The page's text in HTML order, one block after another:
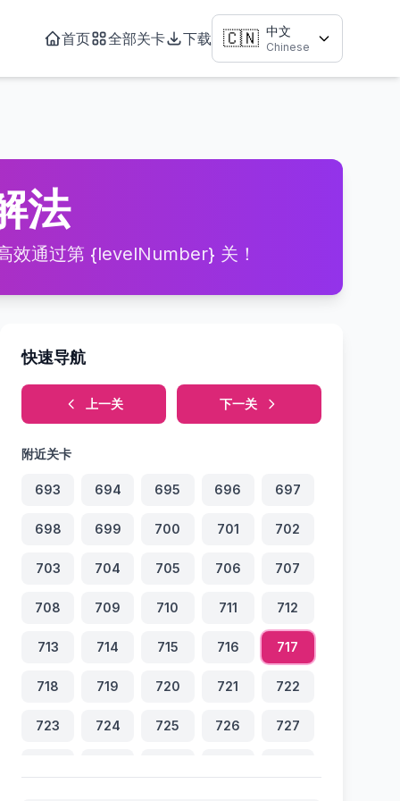
首页 全部关卡 下载 🇨🇳 中文
Chinese
法
效通过第 {levelNumber} 关！
快速导航
上一关 下一关
附近关卡
693 694 695 696 697
698 699 700 701 702
703 704 705 706 707
708 709 710 711 712
713 714 715 716 717
718 719 720 721 722
723 724 725 726 727